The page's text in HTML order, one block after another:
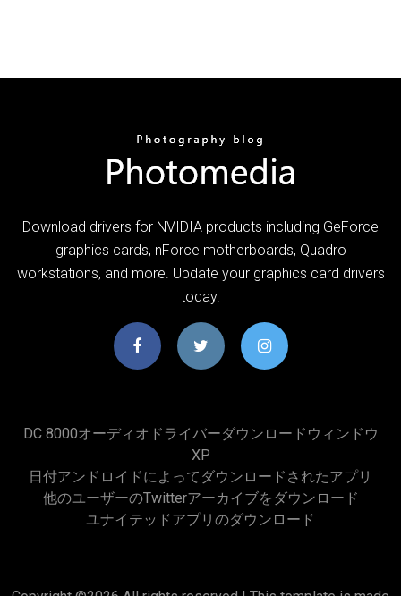
Download drivers for NVIDIA products including GeForce
graphics cards, nForce motherboards, Quadro
workstations, and more. Update your graphics card drivers
today.
DC 8000オーディオドライバーダウンロードウィンドウ
XP
日付アンドロイドによってダウンロードされたアプリ
他のユーザーのTwitterアーカイブをダウンロード
ユナイテッドアプリのダウンロード